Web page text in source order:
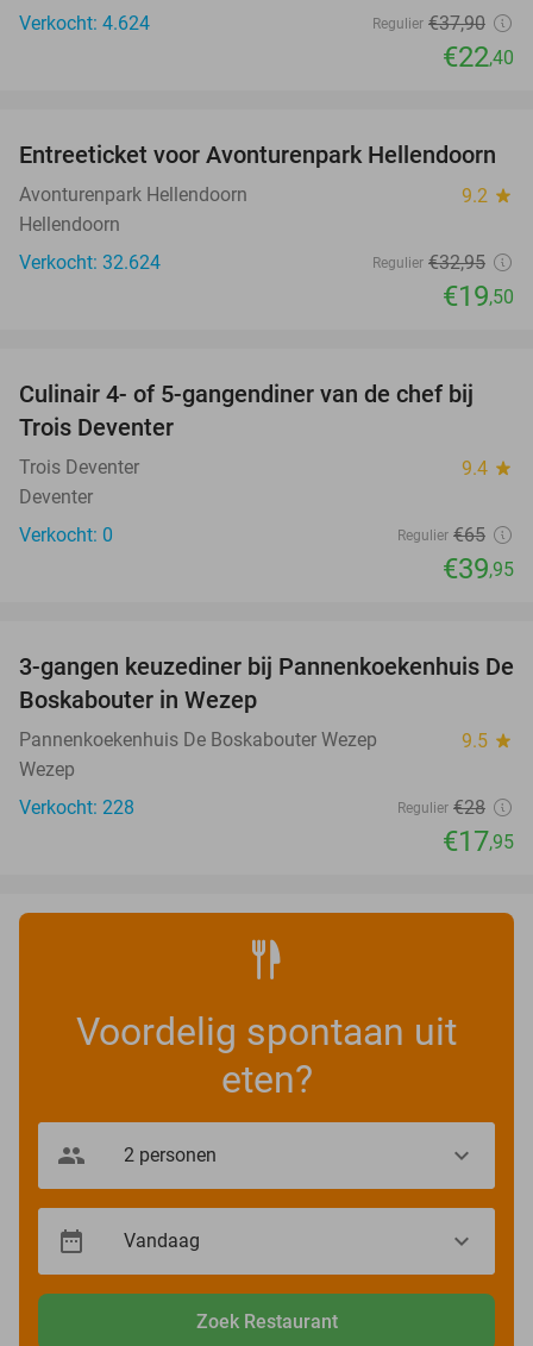
Verkocht: 4.624
Regulier €37,90
€22,40
41%
Entreeticket voor Avonturenpark Hellendoorn
Avonturenpark Hellendoorn 9.2 star
Hellendoorn
Verkocht: 32.624
Regulier €32,95
€19,50
39%
TODAY
Culinair 4- of 5-gangendiner van de chef bij
Trois Deventer
Trois Deventer 9.4 star
Deventer
Verkocht: 0
Regulier €65
€39,95
36%
3-gangen keuzediner bij Pannenkoekenhuis De
Boskabouter in Wezep
Pannenkoekenhuis De Boskabouter Wezep 9.5 star
Wezep
Verkocht: 228
Regulier €28
€17,95
Voordelig spontaan uit
eten?
Zoek Restaurant